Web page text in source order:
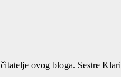
ovog bloga. Sestre